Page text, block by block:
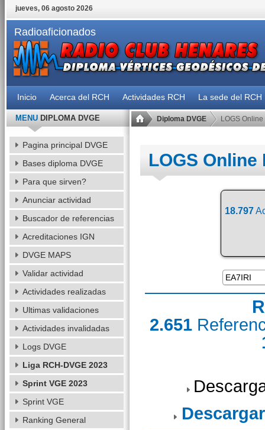
jueves, 06 agosto 2026
Radioaficionados
Inicio Acerca del RCH Actividades RCH La sede del RCH
Diploma DVGE LOGS Online
LOGS Online
18.797
2.651
MENUDIPLOMA DVGE
Pagina principal DVGE
Bases diploma DVGE
Para que sirven?
Anunciar actividad
Buscador de referencias
Acreditaciones IGN
DVGE MAPS
Validar actividad
Actividades realizadas
Ultimas validaciones
Actividades invalidadas
Logs DVGE
Liga RCH-DVGE 2023
Sprint VGE 2023
Sprint VGE
Ranking General